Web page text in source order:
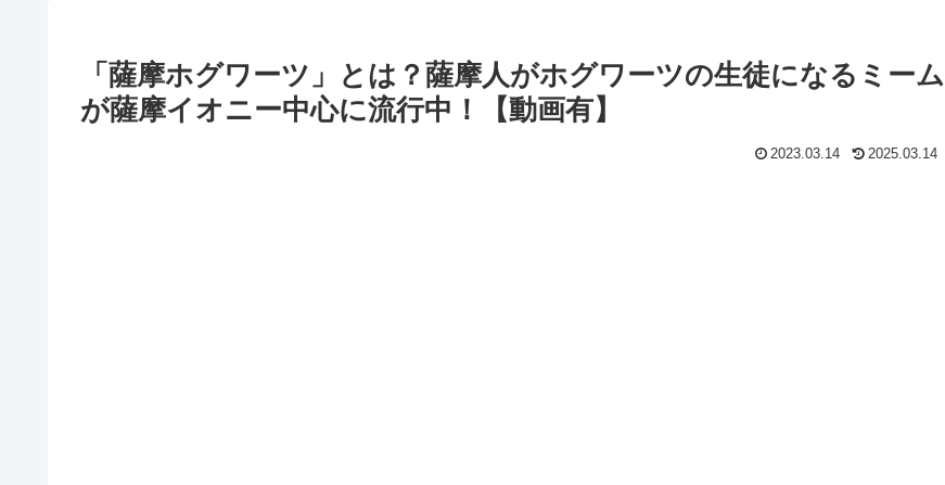
「薩摩ホグワーツ」とは？薩摩人がホグワーツの生徒になるミーム
が薩摩イオニー中心に流行中！【動画有】
2023.03.14 2025.03.14